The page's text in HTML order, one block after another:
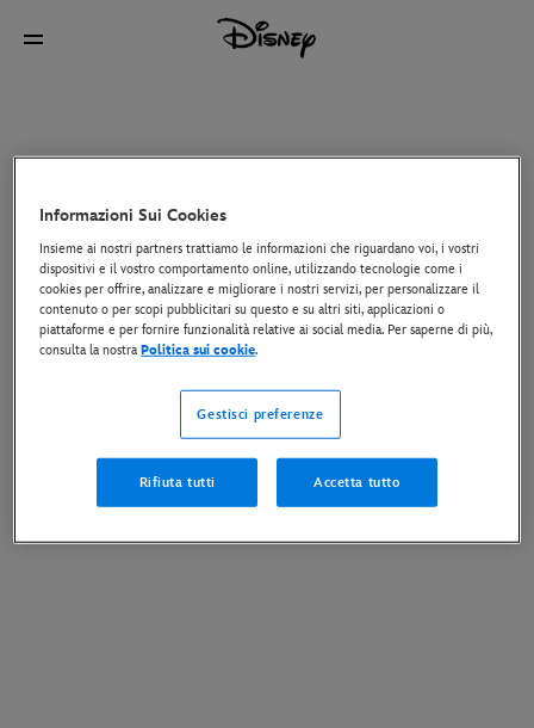
Informazioni Sui Cookies
Insieme ai nostri partners trattiamo le informazioni che riguardano voi, i vostri
dispositivi e il vostro comportamento online, utilizzando tecnologie come i
cookies per offrire, analizzare e migliorare i nostri servizi, per personalizzare il
contenuto o per scopi pubblicitari su questo e su altri siti, applicazioni o
piattaforme e per fornire funzionalità relative ai social media. Per saperne di più,
consulta la nostraPolitica sui cookie.
Gestisci preferenze
Rifiuta tutti Accetta tutto